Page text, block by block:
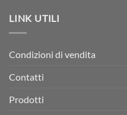
LINK UTILI
Condizioni di vendita
Contatti
Prodotti